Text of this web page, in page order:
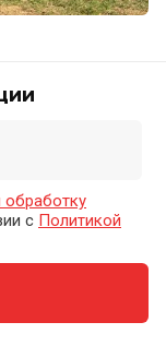
обработку
с Политикой